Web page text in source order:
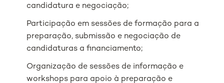
candidatura e negociação;
Participação em sessões de formação para a
preparação, submissão e negociação de
candidaturas a financiamento;
Organização de sessões de informação e
workshops para apoio à preparação e